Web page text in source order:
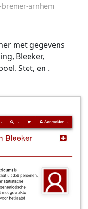
arnhem
met gegevens
Bleeker,
Stet, en .